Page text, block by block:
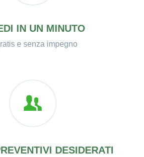
IN UN MINUTO
e senza impegno
DESIDERATI